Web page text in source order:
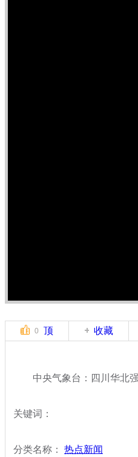
0 顶 收藏
中央气象台：四川华北强
关键词：
分类名称： 热点新闻